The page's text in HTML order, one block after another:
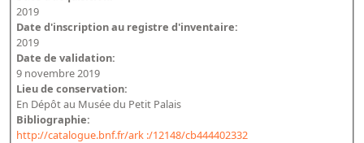
2019
Date d'inscription au registre d'inventaire:
2019
Date de validation:
9 novembre 2019
Lieu de conservation:
En Dépôt au Musée du Petit Palais
Bibliographie:
http://catalogue.bnf.fr/ark :/12148/cb444402332